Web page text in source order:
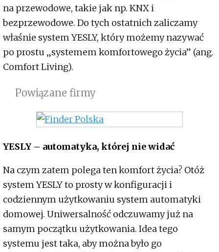
na przewodowe, takie jak np. KNX i
bezprzewodowe. Do tych ostatnich zaliczamy
właśnie system YESLY, który możemy nazywać
po prostu „systemem komfortowego życia” (ang.
Comfort Living).
Powiązane firmy
YESLY – automatyka, której nie widać
Na czym zatem polega ten komfort życia? Otóż
system YESLY to prosty w konfiguracji i
codziennym użytkowaniu system automatyki
domowej. Uniwersalność odczuwamy już na
samym początku użytkowania. Idea tego
systemu jest taka, aby można było go